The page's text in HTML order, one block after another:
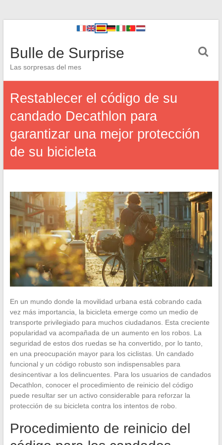
Bulle de Surprise
Las sorpresas del mes
Restablecer el código de su
candado Decathlon para
garantizar una mejor protección
de su bicicleta
En un mundo donde la movilidad urbana está cobrando cada
vez más importancia, la bicicleta emerge como un medio de
transporte privilegiado para muchos ciudadanos. Esta creciente
popularidad va acompañada de un aumento en los robos. La
seguridad de estos dos ruedas se ha convertido, por lo tanto,
en una preocupación mayor para los ciclistas. Un candado
funcional y un código robusto son indispensables para
desincentivar a los delincuentes. Para los usuarios de candados
Decathlon, conocer el procedimiento de reinicio del código
puede resultar ser un activo considerable para reforzar la
protección de su bicicleta contra los intentos de robo.
Procedimiento de reinicio del